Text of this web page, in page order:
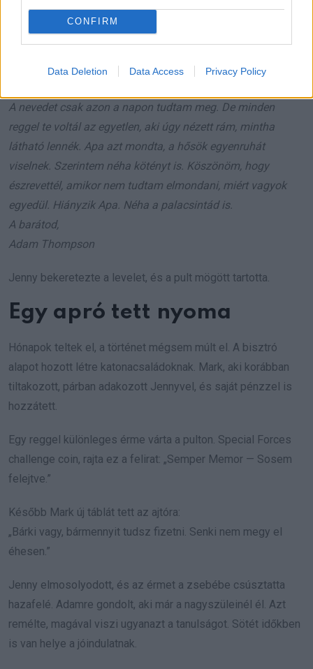
CONFIRM
Data Deletion Data Access Privacy Policy
hogy emlékeztetsz a lényegre.”
A nevedet csak azon a napon tudtam meg. De minden
reggel te voltál az egyetlen, aki úgy nézett rám, mintha
látható lennék. Apa azt mondta, a hősök egyenruhát
viselnek. Szerintem néha kötényt is. Köszönöm, hogy
észrevettél, amikor nem tudtam elmondani, miért vagyok
egyedül. Hiányzik Apa. Néha a palacsintád is.
A barátod,
Adam Thompson
Jenny bekeretezte a levelet, és a pult mögött tartotta.
Egy apró tett nyoma
Hónapok teltek el, a történet mégsem múlt el. A bisztró
alapot hozott létre katonacsaládoknak. Mark, aki korábban
tiltakozott, párban adakozott Jennyvel, és saját pénzzel is
hozzátett.
Egy reggel különleges érme várta a pulton. Special Forces
challenge coin, rajta ez a felirat: „Semper Memor — Sosem
felejtve.”
Később Mark új táblát tett az ajtóra:
„Bárki vagy, bármennyit tudsz fizetni. Senki nem megy el
éhesen.”
Jenny elmosolyodott, és az érmet a zsebébe csúsztatta
hazafelé. Adamre gondolt, aki már a nagyszüleinél él. Azt
remélte, magával viszi ugyanazt a tanulságot. Sötét időkben
is van helye a jóindulatnak.